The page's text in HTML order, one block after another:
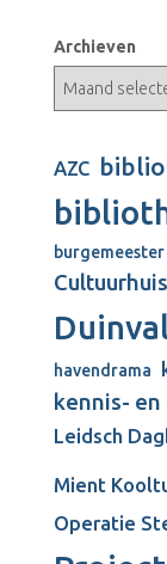
Archieven
AZC
burgemeester
Cultuurhuis
havendrama
kennis-
Leidsch
Mient
Operatie